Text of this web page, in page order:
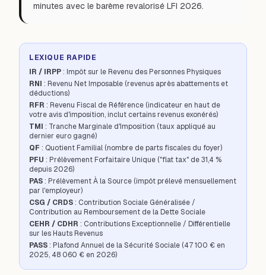
minutes avec le barème revalorisé LFI 2026.
LEXIQUE RAPIDE
IR / IRPP : Impôt sur le Revenu des Personnes Physiques
RNI : Revenu Net Imposable (revenus après abattements et
déductions)
RFR : Revenu Fiscal de Référence (indicateur en haut de
votre avis d'imposition, inclut certains revenus exonérés)
TMI : Tranche Marginale d'Imposition (taux appliqué au
dernier euro gagné)
QF : Quotient Familial (nombre de parts fiscales du foyer)
PFU : Prélèvement Forfaitaire Unique ("flat tax" de 31,4 %
depuis 2026)
PAS : Prélèvement À la Source (impôt prélevé mensuellement
par l'employeur)
CSG / CRDS : Contribution Sociale Généralisée /
Contribution au Remboursement de la Dette Sociale
CEHR / CDHR : Contributions Exceptionnelle / Différentielle
sur les Hauts Revenus
PASS : Plafond Annuel de la Sécurité Sociale (47 100 € en
2025, 48 060 € en 2026)